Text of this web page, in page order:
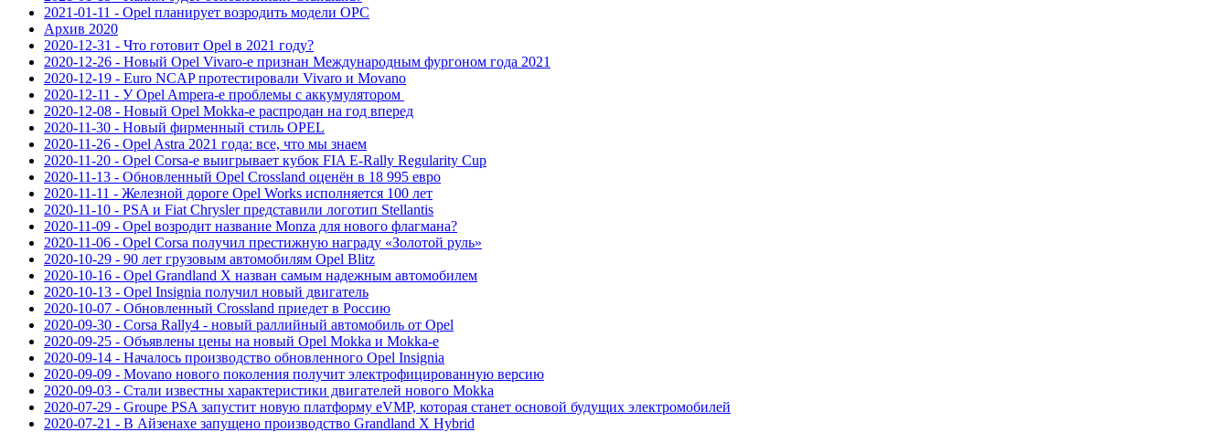
2021-01-11 - Opel планирует возродить модели OPC
Архив 2020
2020-12-31 - Что готовит Opel в 2021 году?
2020-12-26 - Новый Opel Vivaro-e признан Международным фургоном года 2021
2020-12-19 - Euro NCAP протестировали Vivaro и Movano
2020-12-11 - У Opel Ampera-e проблемы с аккумулятором
2020-12-08 - Новый Opel Mokka-e распродан на год вперед
2020-11-30 - Новый фирменный стиль OPEL
2020-11-26 - Opel Astra 2021 года: все, что мы знаем
2020-11-20 - Opel Corsa-e выигрывает кубок FIA E-Rally Regularity Cup
2020-11-13 - Обновленный Opel Crossland оценён в 18 995 евро
2020-11-11 - Железной дороге Opel Works исполняется 100 лет
2020-11-10 - PSA и Fiat Chrysler представили логотип Stellantis
2020-11-09 - Opel возродит название Monza для нового флагмана?
2020-11-06 - Opel Corsa получил престижную награду «Золотой руль»
2020-10-29 - 90 лет грузовым автомобилям Opel Blitz
2020-10-16 - Opel Grandland Х назван самым надежным автомобилем
2020-10-13 - Opel Insignia получил новый двигатель
2020-10-07 - Обновленный Crossland приедет в Россию
2020-09-30 - Corsa Rally4 - новый раллийный автомобиль от Opel
2020-09-25 - Объявлены цены на новый Opel Mokka и Mokka-e
2020-09-14 - Началось производство обновленного Opel Insignia
2020-09-09 - Movano нового поколения получит электрофицированную версию
2020-09-03 - Стали известны характеристики двигателей нового Mokka
2020-07-29 - Groupe PSA запустит новую платформу eVMP, которая станет основой будущих электромобилей
2020-07-21 - В Айзенахе запущено производство Grandland X Hybrid